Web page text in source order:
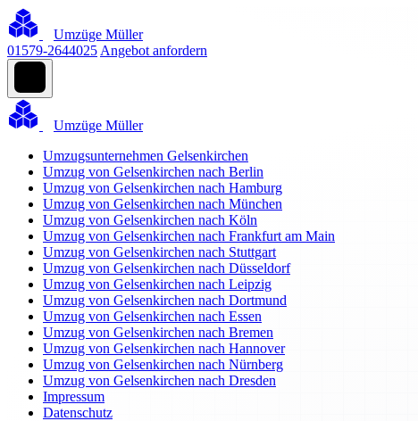
Umzüge Müller
01579-2644025 Angebot anfordern
Umzüge Müller
Umzugsunternehmen Gelsenkirchen
Umzug von Gelsenkirchen nach Berlin
Umzug von Gelsenkirchen nach Hamburg
Umzug von Gelsenkirchen nach München
Umzug von Gelsenkirchen nach Köln
Umzug von Gelsenkirchen nach Frankfurt am Main
Umzug von Gelsenkirchen nach Stuttgart
Umzug von Gelsenkirchen nach Düsseldorf
Umzug von Gelsenkirchen nach Leipzig
Umzug von Gelsenkirchen nach Dortmund
Umzug von Gelsenkirchen nach Essen
Umzug von Gelsenkirchen nach Bremen
Umzug von Gelsenkirchen nach Hannover
Umzug von Gelsenkirchen nach Nürnberg
Umzug von Gelsenkirchen nach Dresden
Impressum
Datenschutz